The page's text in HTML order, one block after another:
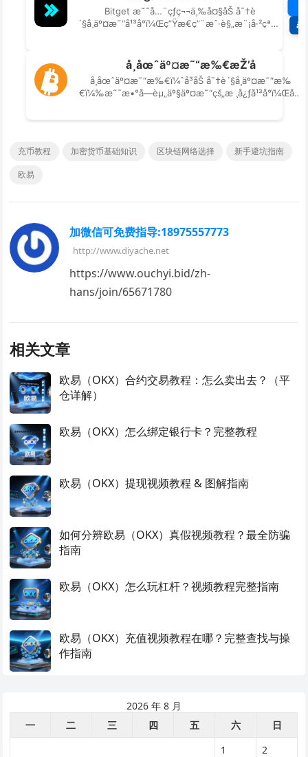
充币教程 加密货币基础知识 区块链网络选择
新手避坑指南
欧易
加微信可免费指导:18975557773
http://www.diyache.net
https://www.ouchyi.bid/zh-
hans/join/65671780
相关文章
欧易（OKX）合约交易教程：怎么卖出去？（平
仓详解）
欧易（OKX）怎么绑定银行卡？完整教程
欧易（OKX）提现视频教程 & 图解指南
如何分辨欧易（OKX）真假视频教程？最全防骗
指南
欧易（OKX）怎么玩杠杆？视频教程完整指南
欧易（OKX）充值视频教程在哪？完整查找与操
作指南
2026 年 8 月
一
二 三 四 五 六
日
1
2